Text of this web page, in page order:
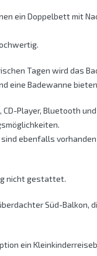
ein Doppelbett mit
Tagen wird das
eine Badewanne
CD-Player, Bluetooth
ebenfalls
nicht gestattet.
Süd-Balkon,
ein